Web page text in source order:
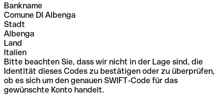
Bankname
Comune DI Albenga
Stadt
Albenga
Land
Italien
Bitte beachten Sie, dass wir nicht in der Lage sind, die
Identität dieses Codes zu bestätigen oder zu überprüfen,
ob es sich um den genauen SWIFT-Code für das
gewünschte Konto handelt.